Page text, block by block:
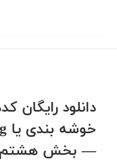
دانلود رایگان
— بخش هشتم